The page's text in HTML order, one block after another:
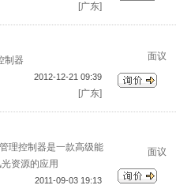
[广东]
制器
2012-12-21 09:39
[广东]
面议
理控制器是一款高级能
资源的应用
2011-09-03 19:13
面议